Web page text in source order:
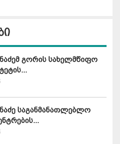
გორის სახელმწიფო
საგანმანათლებლო